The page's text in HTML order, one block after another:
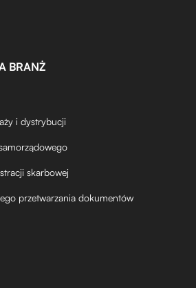
BRANŻ
i dystrybucji
skarbowej
przetwarzania dokumentów